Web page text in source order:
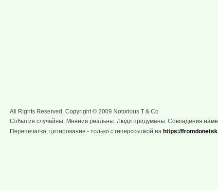
All Rights Reserved. Copyright © 2009 Notorious T & Co
События случайны. Мнения реальны. Люди придуманы. Совпадения
Перепечатка, цитирование - только с гиперссылкой на https://